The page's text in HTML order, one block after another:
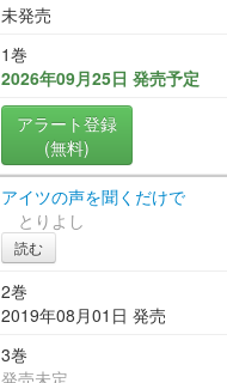
未発売
1巻
2026年09月25日 発売予定
アラート登録
(無料)
アイツの声を聞くだけで
とりよし
読む
2巻
2019年08月01日 発売
3巻
発売未定